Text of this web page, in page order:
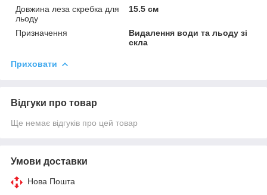
Довжина леза скребка для
льоду
15.5 см
Призначення
Видалення води та льоду зі
скла
Приховати
Відгуки про товар
Ще немає відгуків про цей товар
Умови доставки
Нова Пошта